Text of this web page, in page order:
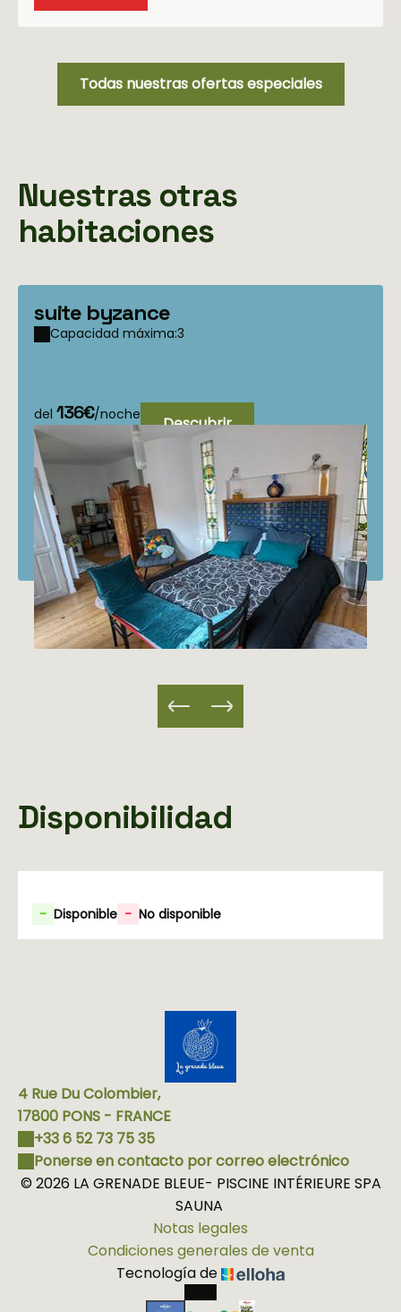
Todas nuestras ofertas especiales
Nuestras otras
habitaciones
suite byzance
Capacidad máxima:3
del 136€/noche Descubrir
Disponibilidad
- Disponible - No disponible
4 Rue Du Colombier,
17800 PONS - FRANCE
+33 6 52 73 75 35
Ponerse en contacto por correo electrónico
© 2026 LA GRENADE BLEUE- PISCINE INTÉRIEURE SPA
SAUNA
Notas legales
Condiciones generales de venta
Tecnología de